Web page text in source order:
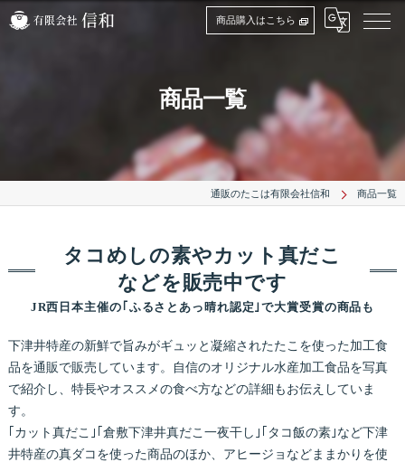
商品購入はこちら
商品一覧
通販のたこは有限会社信和 商品一覧
タコめしの素やカット真だこ
などを販売中です
JR西日本主催の｢ふるさとあっ晴れ認定｣で大賞受賞の商品も
下津井特産の新鮮で旨みがギュッと凝縮されたたこを使った加工食
品を通販で販売しています。自信のオリジナル水産加工食品を写真
で紹介し、特長やオススメの食べ方などの詳細もお伝えしていま
す。
｢カット真だこ｣｢倉敷下津井真だこ一夜干し｣｢タコ飯の素｣など下津
井特産の真ダコを使った商品のほか、アヒージョなどままかりを使